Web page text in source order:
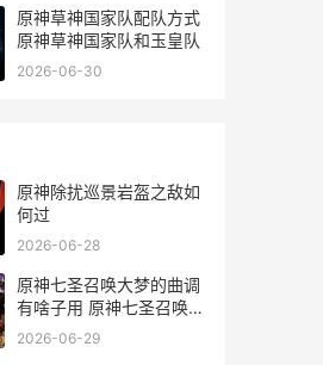
原神草神国家队配队方式
原神草神国家队和玉皇队
2026-06-30
原神除扰巡景岩盔之敌如
何过
2026-06-28
原神七圣召唤大梦的曲调
有啥子用 原神七圣召唤大
概有多少玩家
2026-06-29